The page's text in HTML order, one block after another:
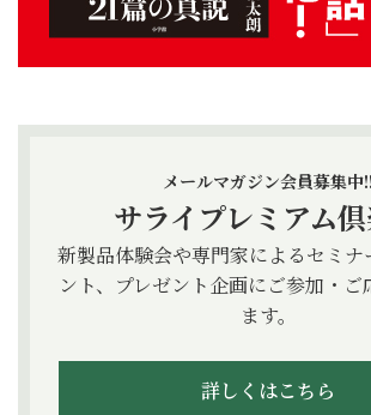
メールマガジン会員募集中!!
サライプレミアム
新製品体験会や専門家によるセミナ
ント、プレゼント企画にご参加・ご
ます。
詳しくはこちら